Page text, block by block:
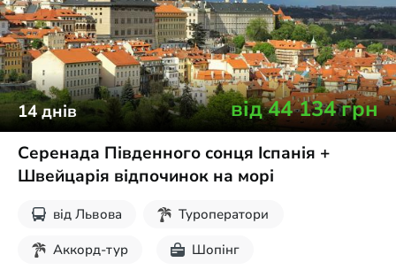
14днів від44 134грн
Серенада Південного сонця Іспанія +
Швейцарія відпочинок на морі
від Львова
Туроператори
Аккорд-тур
Шопінг